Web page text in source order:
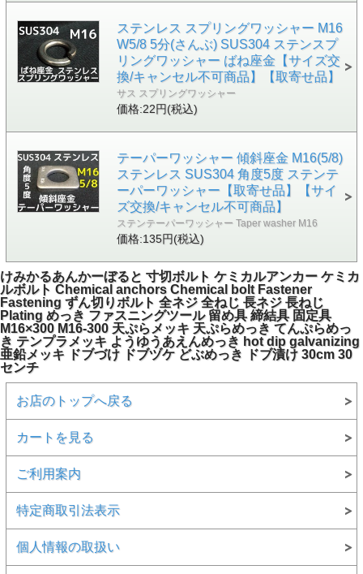
ステンレス スプリングワッシャー M16
W5/8 5分(さんぶ) SUS304 ステンスプ
リングワッシャー ばね座金【サイズ交
換/キャンセル不可商品】【取寄せ品】
サス スプリングワッシャー
価格:22円(税込)
テーパーワッシャー 傾斜座金 M16(5/8)
ステンレス SUS304 角度5度 ステンテ
ーパーワッシャー【取寄せ品】【サイ
ズ交換/キャンセル不可商品】
ステンテーパーワッシャー Taper washer M16
価格:135円(税込)
けみかるあんかーぼると 寸切ボルト ケミカルアンカー ケミカ
ルボルト Chemical anchors Chemical bolt Fastener
Fastening ずん切りボルト 全ネジ 全ねじ 長ネジ 長ねじ
Plating めっき ファスニングツール 留め具 締結具 固定具
M16×300 M16-300 天ぷらメッキ 天ぷらめっき てんぷらめっ
き テンプラメッキ ようゆうあえんめっき hot dip galvanizing
亜鉛メッキ ドブづけ ドブヅケ どぶめっき ドブ漬け 30cm 30
センチ
お店のトップへ戻る
カートを見る
ご利用案内
特定商取引法表示
個人情報の取扱い